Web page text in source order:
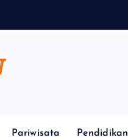
Pariwisata Pendidikan